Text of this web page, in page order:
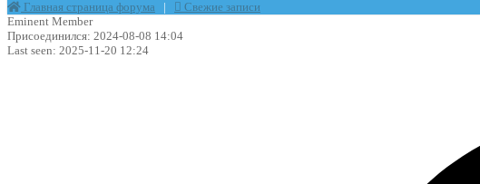
Главная страница форума |
Свежие записи
Eminent Member
Присоединился: 2024-08-08 14:04
Last seen: 2025-11-20 12:24